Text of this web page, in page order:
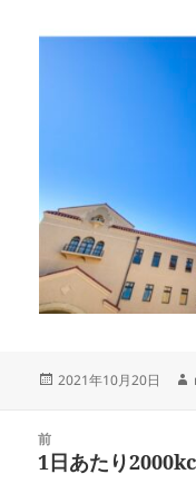
投
2021年10月20日
前
前
1日あたり